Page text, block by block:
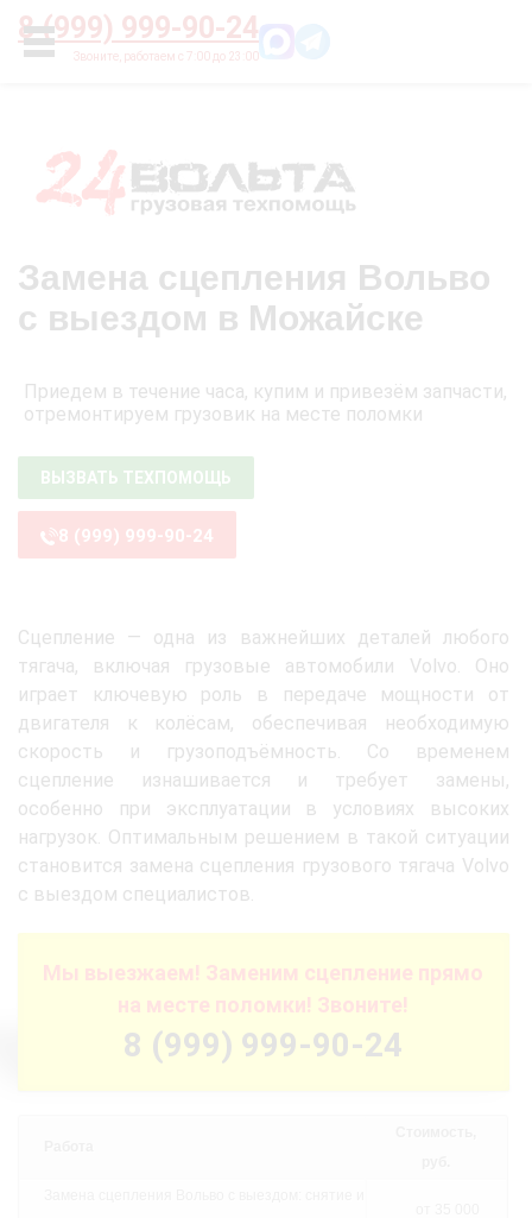
8 (999) 999-90-24
УСЛУГИ
Главная О нас Цены
Замена сцепления Вольво
с выездом в Можайске
Приедем в течение часа, купим и привезём запчасти,
отремонтируем грузовик на месте поломки
ВЫЗВАТЬ ТЕХПОМОЩЬ
8 (999) 999-90-24
Сцепление — одна из важнейших деталей любого
тягача, включая грузовые автомобили Volvo. Оно
играет ключевую роль в передаче мощности от
двигателя к колёсам, обеспечивая необходимую
скорость и грузоподъёмность. Со временем
сцепление изнашивается и требует замены,
особенно при эксплуатации в условиях высоких
нагрузок. Оптимальным решением в такой ситуации
становится замена сцепления грузового тягача Volvo
с выездом специалистов.
Мы выезжаем! Заменим сцепление прямо
на месте поломки! Звоните!
8 (999) 999-90-24